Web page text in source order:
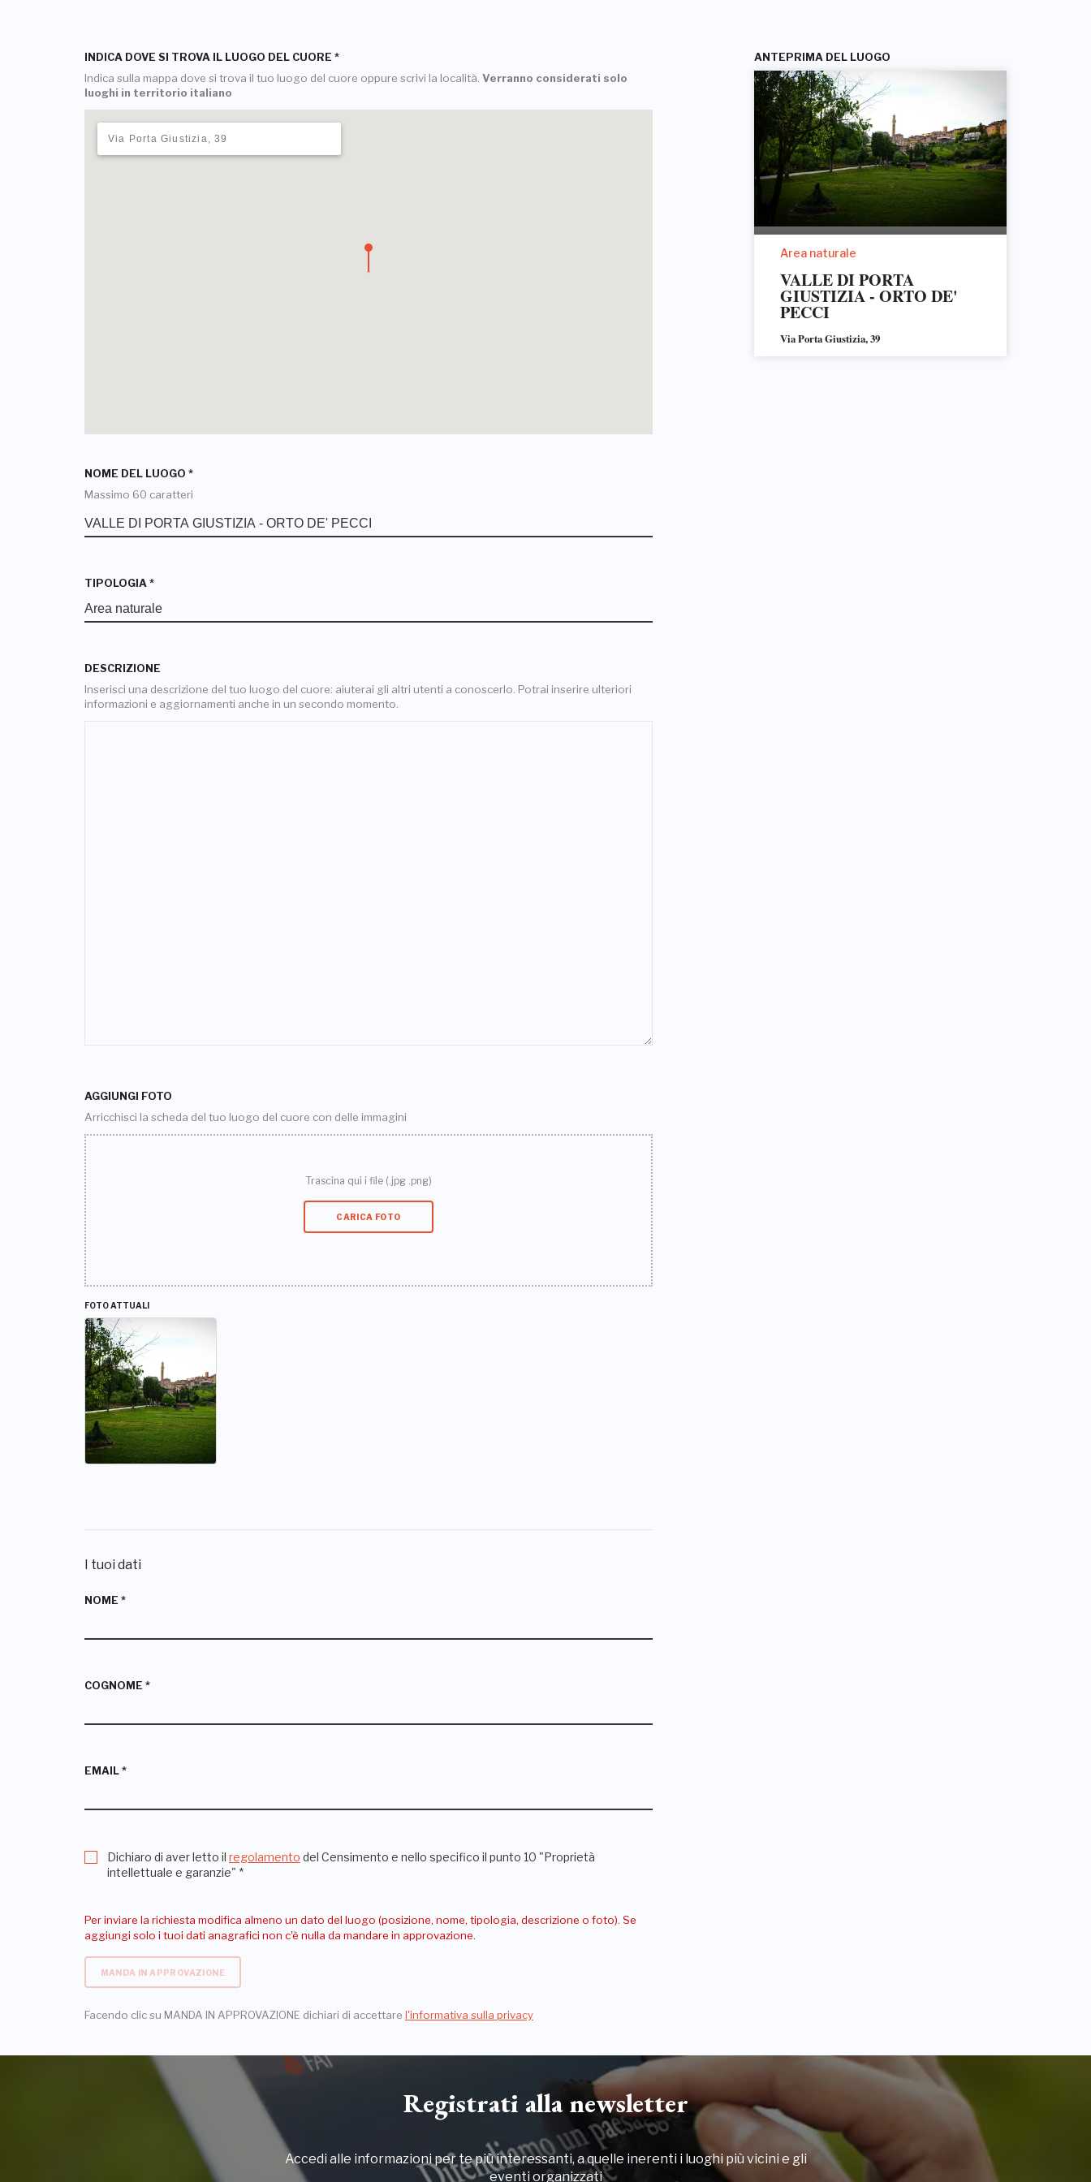
INDICA DOVE SI TROVA IL LUOGO DEL CUORE *
Indica sulla mappa dove si trova il tuo luogo del cuore oppure scrivi la località. Verranno considerati solo
luoghi in territorio italiano
NOME DEL LUOGO *
Massimo 60 caratteri
TIPOLOGIA *
DESCRIZIONE
Inserisci una descrizione del tuo luogo del cuore: aiuterai gli altri utenti a conoscerlo. Potrai inserire ulteriori
informazioni e aggiornamenti anche in un secondo momento.
AGGIUNGI FOTO
Arricchisci la scheda del tuo luogo del cuore con delle immagini
Trascina qui i file (.jpg .png)
CARICA FOTO
FOTO ATTUALI
I tuoi dati
NOME *
COGNOME *
EMAIL *
Dichiaro di aver letto il regolamento del Censimento e nello specifico il punto 10 "Proprietà
intellettuale e garanzie" *
Per inviare la richiesta modifica almeno un dato del luogo (posizione, nome, tipologia, descrizione o foto). Se
aggiungi solo i tuoi dati anagrafici non c'è nulla da mandare in approvazione.
MANDA IN APPROVAZIONE
Facendo clic su MANDA IN APPROVAZIONE dichiari di accettare l'informativa sulla privacy
ANTEPRIMA DEL LUOGO
Area naturale
VALLE DI PORTA
GIUSTIZIA - ORTO DE'
PECCI
Via Porta Giustizia, 39
Registrati alla newsletter
Accedi alle informazioni per te più interessanti, a quelle inerenti i luoghi più vicini e gli
eventi organizzati